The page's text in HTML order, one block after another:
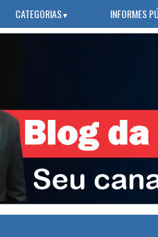
CATEGORIAS▼ INFORMES